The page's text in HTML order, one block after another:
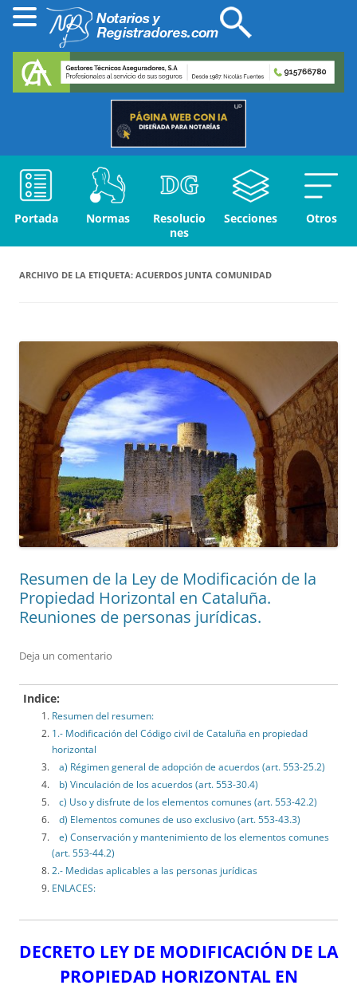
Portada Normas
Resolucio
nes
Secciones Otros
ARCHIVO DE LA ETIQUETA: ACUERDOS JUNTA COMUNIDAD
Resumen de la Ley de Modificación de la
Propiedad Horizontal en Cataluña.
Reuniones de personas jurídicas.
Deja un comentario
Indice:
Resumen del resumen:
1.- Modificación del Código civil de Cataluña en propiedad
horizontal
a) Régimen general de adopción de acuerdos (art. 553-25.2)
b) Vinculación de los acuerdos (art. 553-30.4)
c) Uso y disfrute de los elementos comunes (art. 553-42.2)
d) Elementos comunes de uso exclusivo (art. 553-43.3)
e) Conservación y mantenimiento de los elementos comunes
(art. 553-44.2)
2.- Medidas aplicables a las personas jurídicas
ENLACES:
DECRETO LEY DE MODIFICACIÓN DE LA
PROPIEDAD HORIZONTAL EN